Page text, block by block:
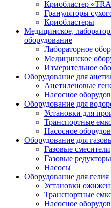
Криобластер
Грануляторы
Криобластеры
Медицинское,
оборудование
Лабораторное
Медицинское
Измерительное
Оборудование для
Ацетиленовые
Насосное
Оборудование для
Установки для
Транспортные
Насосное
Оборудование для
Газовые смесители
Газовые редукторы
Насосы
Оборудование для гелия
Установки
Транспортные
Насосное